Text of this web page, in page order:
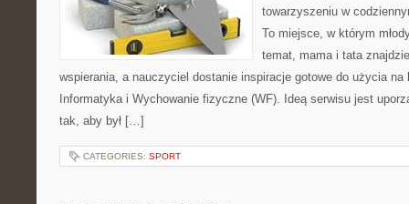
towarzyszeniu w
To miejsce, w którym
temat, mama i tata
wspierania, a nauczyciel dostanie inspiracje gotowe do użycia
Informatyka i Wychowanie fizyczne (WF). Ideą serwisu jest
tak, aby był […]
CATEGORIES: SPORT